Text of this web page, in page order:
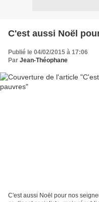
C'est aussi Noël
Publié le 04/02/2015 à 17:06
Par Jean-Théophane
C'est aussi Noël pour nos